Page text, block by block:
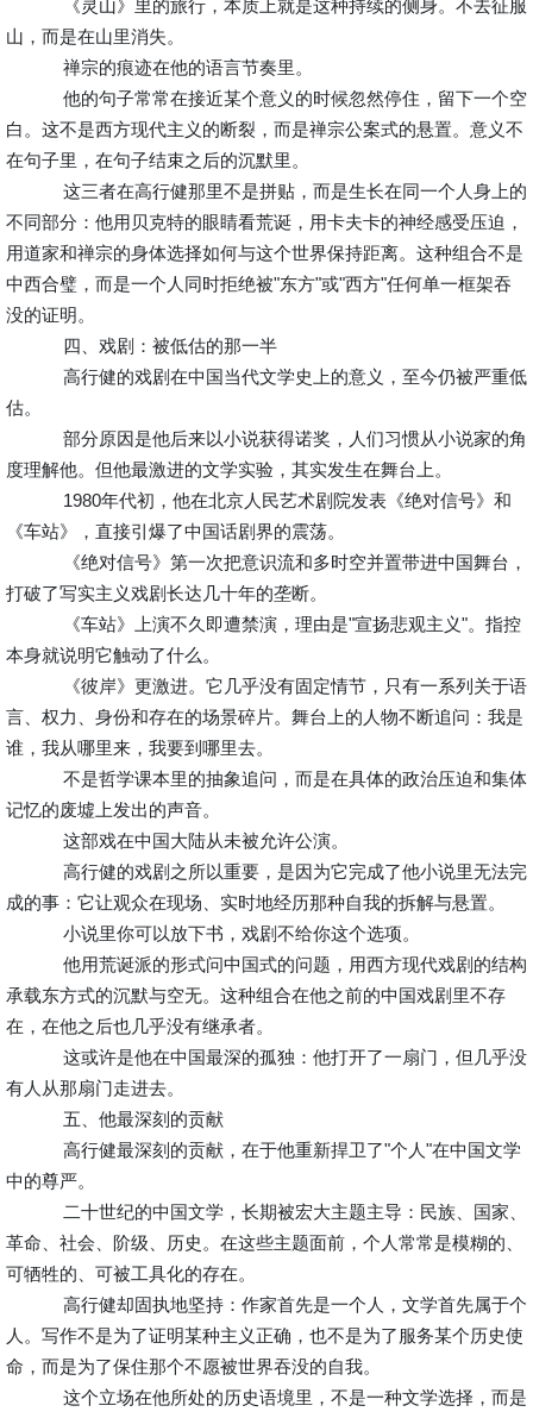
《灵山》里的旅行，本质上就是这种持续的侧身。不去征服
山，而是在山里消失。
禅宗的痕迹在他的语言节奏里。
他的句子常常在接近某个意义的时候忽然停住，留下一个空
白。这不是西方现代主义的断裂，而是禅宗公案式的悬置。意义不
在句子里，在句子结束之后的沉默里。
这三者在高行健那里不是拼贴，而是生长在同一个人身上的
不同部分：他用贝克特的眼睛看荒诞，用卡夫卡的神经感受压迫，
用道家和禅宗的身体选择如何与这个世界保持距离。这种组合不是
中西合璧，而是一个人同时拒绝被"东方"或"西方"任何单一框架吞
没的证明。
四、戏剧：被低估的那一半
高行健的戏剧在中国当代文学史上的意义，至今仍被严重低
估。
部分原因是他后来以小说获得诺奖，人们习惯从小说家的角
度理解他。但他最激进的文学实验，其实发生在舞台上。
1980年代初，他在北京人民艺术剧院发表《绝对信号》和
《车站》，直接引爆了中国话剧界的震荡。
《绝对信号》第一次把意识流和多时空并置带进中国舞台，
打破了写实主义戏剧长达几十年的垄断。
《车站》上演不久即遭禁演，理由是"宣扬悲观主义"。指控
本身就说明它触动了什么。
《彼岸》更激进。它几乎没有固定情节，只有一系列关于语
言、权力、身份和存在的场景碎片。舞台上的人物不断追问：我是
谁，我从哪里来，我要到哪里去。
不是哲学课本里的抽象追问，而是在具体的政治压迫和集体
记忆的废墟上发出的声音。
这部戏在中国大陆从未被允许公演。
高行健的戏剧之所以重要，是因为它完成了他小说里无法完
成的事：它让观众在现场、实时地经历那种自我的拆解与悬置。
小说里你可以放下书，戏剧不给你这个选项。
他用荒诞派的形式问中国式的问题，用西方现代戏剧的结构
承载东方式的沉默与空无。这种组合在他之前的中国戏剧里不存
在，在他之后也几乎没有继承者。
这或许是他在中国最深的孤独：他打开了一扇门，但几乎没
有人从那扇门走进去。
五、他最深刻的贡献
高行健最深刻的贡献，在于他重新捍卫了"个人"在中国文学
中的尊严。
二十世纪的中国文学，长期被宏大主题主导：民族、国家、
革命、社会、阶级、历史。在这些主题面前，个人常常是模糊的、
可牺牲的、可被工具化的存在。
高行健却固执地坚持：作家首先是一个人，文学首先属于个
人。写作不是为了证明某种主义正确，也不是为了服务某个历史使
命，而是为了保住那个不愿被世界吞没的自我。
这个立场在他所处的历史语境里，不是一种文学选择，而是